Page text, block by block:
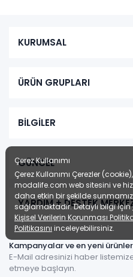
KURUMSAL
ÜRÜN GRUPLARI
BİLGİLER
GÜNCEL
YARDIM + DESTEK
Kampanyalar ve en yeni
E-Mail adresinizi haber
etmeye başlayın.
Çerez Kullanımı
Çerez Kullanımı Çerezler (cookie),
modalife.com web sitesini ve
daha etkin bir şekilde
sağlamaktadır. Detaylı bilgi için
Kişisel Verilerin Korunması
Politikasını inceleyebilirsiniz.